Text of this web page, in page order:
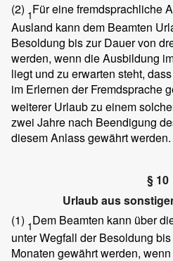
(2) 1Für eine fremdsprachliche
Ausland kann dem Beamten
Besoldung bis zur Dauer von
werden, wenn die Ausbildung
liegt und zu erwarten steht,
im Erlernen der Fremdsprache
weiterer Urlaub zu einem
zwei Jahre nach Beendigung
diesem Anlass gewährt werden.
§ 10
Urlaub aus
(1) 1Dem Beamten kann über
unter Wegfall der Besoldung
Monaten gewährt werden,